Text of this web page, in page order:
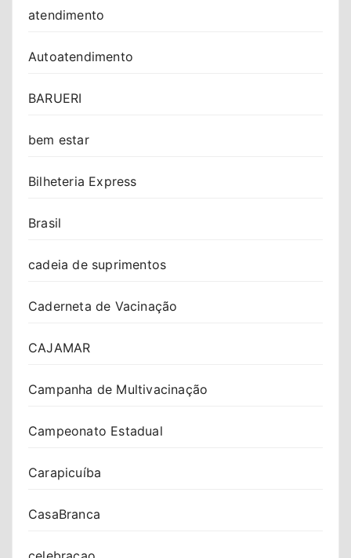
atendimento
Autoatendimento
BARUERI
bem estar
Bilheteria Express
Brasil
cadeia de suprimentos
Caderneta de Vacinação
CAJAMAR
Campanha de Multivacinação
Campeonato Estadual
Carapicuíba
CasaBranca